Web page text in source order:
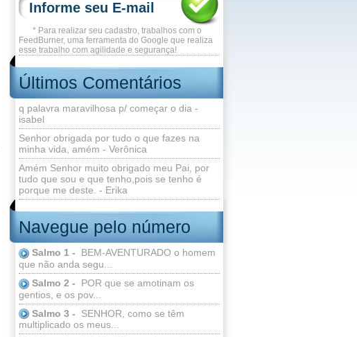
* Para realizar seu cadastro, trabalhos com o
FeedBurner, uma ferramenta do Google que realiza
esse trabalho com agilidade e segurança!
Últimos Comentários
q palavra maravilhosa p/ começar o dia -
isabel
Senhor obrigada por tudo o que fazes na
minha vida, amém - Verônica
Amém Senhor muito obrigado meu Pai, por
tudo que sou e que tenho,pois se tenho é
porque me deste. - Erika
Navegue pelo número
Salmo 1 -
BEM-AVENTURADO o homem
que não anda segu...
Salmo 2 -
POR que se amotinam os
gentios, e os pov...
Salmo 3 -
SENHOR, como se têm
multiplicado os meus...